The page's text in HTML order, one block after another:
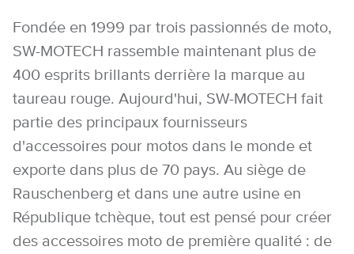
Fondée en 1999 par trois passionnés de moto,
SW-MOTECH rassemble maintenant plus de
400 esprits brillants derrière la marque au
taureau rouge. Aujourd'hui, SW-MOTECH fait
partie des principaux fournisseurs
d'accessoires pour motos dans le monde et
exporte dans plus de 70 pays. Au siège de
Rauschenberg et dans une autre usine en
République tchèque, tout est pensé pour créer
des accessoires moto de première qualité : de